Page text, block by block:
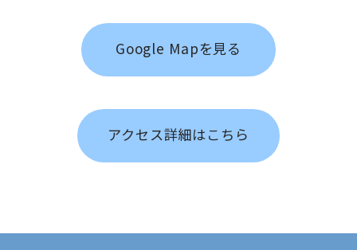
Google Mapを見る
アクセス詳細はこちら